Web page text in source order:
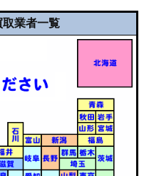
業者一覧